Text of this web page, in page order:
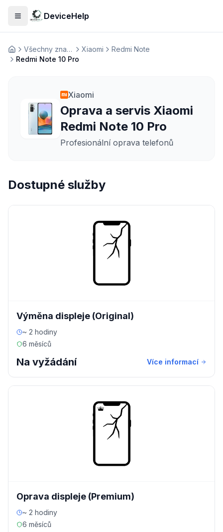
Otevřít menuDeviceHelp
Домашня Všechny značky Xiaomi
Redmi Note
Redmi Note 10 Pro
Xiaomi
Oprava a servis Xiaomi
Redmi Note 10 Pro
Profesionální oprava telefonů
Dostupné služby
Výměna displeje (Original)
~ 2 hodiny
6 měsíců
Na vyžádání Více informací
Oprava displeje (Premium)
~ 2 hodiny
6 měsíců